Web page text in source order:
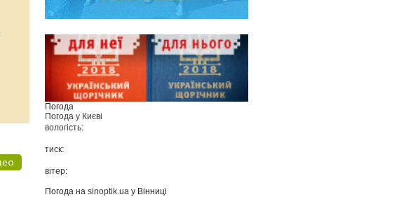
Погода
Погода у Києві
вологість:
тиск:
вітер:
Погода наsinoptik.ua у Вінниці